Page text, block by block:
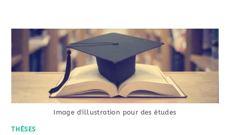
D’ÉTUDES
EN
ORTHOPHONIE
Image d'illustration pour des études
THÈSES